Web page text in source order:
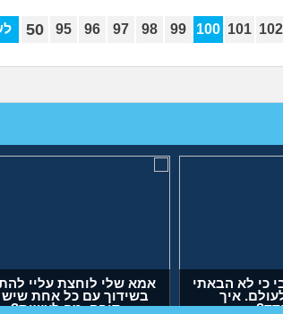
50 95 96 97 98 99 100 101 102
כי לא הבאתי
לעולם. איך
אמא שלי לוחצת עליי
בשידוך עם כל אחת
דופק, מה לעשות?